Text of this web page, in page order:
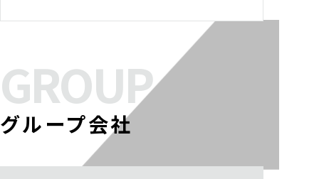
GROUP
グループ会社